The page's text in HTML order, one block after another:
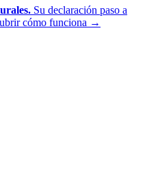
Su declaración paso a
cómo funciona →